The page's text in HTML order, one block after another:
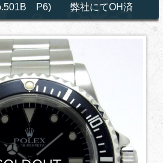
P6) 弊社にてOH済